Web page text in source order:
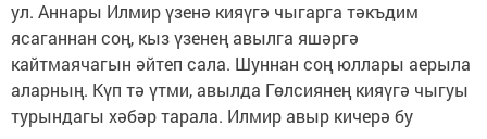
ул. Аннары Илмир үзенә кияүгә чыгарга тәкъдим
ясаганнан соң, кыз үзенең авылга яшәргә
кайтмаячагын әйтеп сала. Шуннан соң юллары аерыла
аларның. Күп тә үтми, авылда Гөлсиянең кияүгә чыгуы
турындагы хәбәр тарала. Илмир авыр кичерә бу